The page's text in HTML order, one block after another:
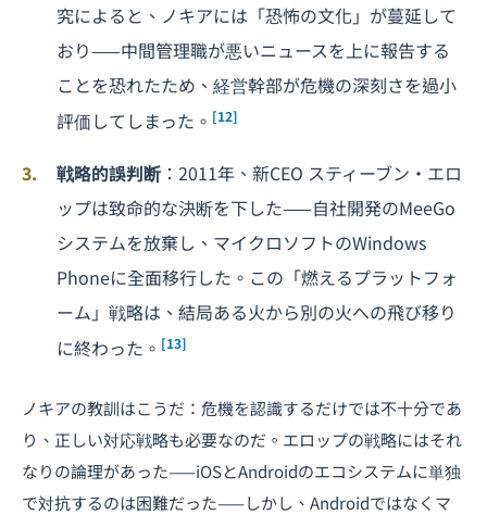
究によると、ノキアには「恐怖の文化」が蔓延して
おり——中間管理職が悪いニュースを上に報告する
ことを恐れたため、経営幹部が危機の深刻さを過小
評価してしまった。 [12]
戦略的誤判断 ：2011年、新CEO スティーブン・エロ
ップは致命的な決断を下した——自社開発のMeeGo
システムを放棄し、マイクロソフトのWindows
Phoneに全面移行した。この「燃えるプラットフォ
ーム」戦略は、結局ある火から別の火への飛び移り
に終わった。 [13]
ノキアの教訓はこうだ：危機を認識するだけでは不十分であ
り、正しい対応戦略も必要なのだ。エロップの戦略にはそれ
なりの論理があった——iOSとAndroidのエコシステムに単独
で対抗するのは困難だった——しかし、Androidではなくマ